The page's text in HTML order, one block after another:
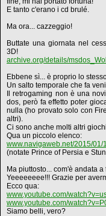
E tanto c'erano i cd brulé.
Ma ora... cazzeggio!
Buttate una giornata nel
3D!
archive.org/details/
Ebbene sì... è proprio lo
Un salto temporale che fa
Il retrogaming non è una
dos, però fa effetto poter
nulla (ho provato solo con
altri).
Ci sono anche molti altri
Qua un piccolo elenco:
www.navigaweb.net/2015/
(notate Prince of Persia e
Ma piuttosto... com'è andata
Yeeeeeeee!!! Grazie per
Ecco qua:
www.youtube.com/
www.youtube.com/
Siamo belli, vero?